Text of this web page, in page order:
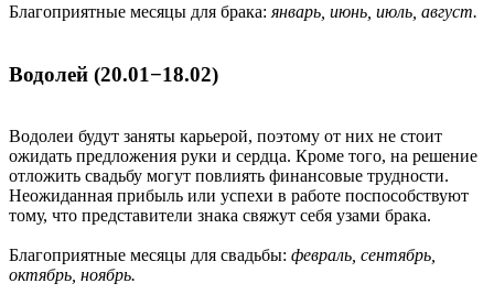
Благоприятные месяцы для брака: январь, июнь, июль, август.
Водолей (20.01−18.02)
Водолеи будут заняты карьерой, поэтому от них не стоит
ожидать предложения руки и сердца. Кроме того, на решение
отложить свадьбу могут повлиять финансовые трудности.
Неожиданная прибыль или успехи в работе поспособствуют
тому, что представители знака свяжут себя узами брака.
Благоприятные месяцы для свадьбы: февраль, сентябрь,
октябрь, ноябрь.